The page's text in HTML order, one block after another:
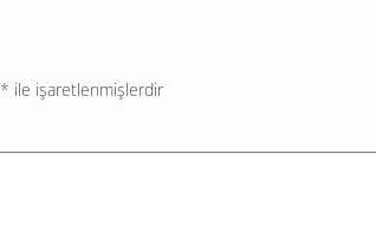
* ile işaretlenmişlerdir